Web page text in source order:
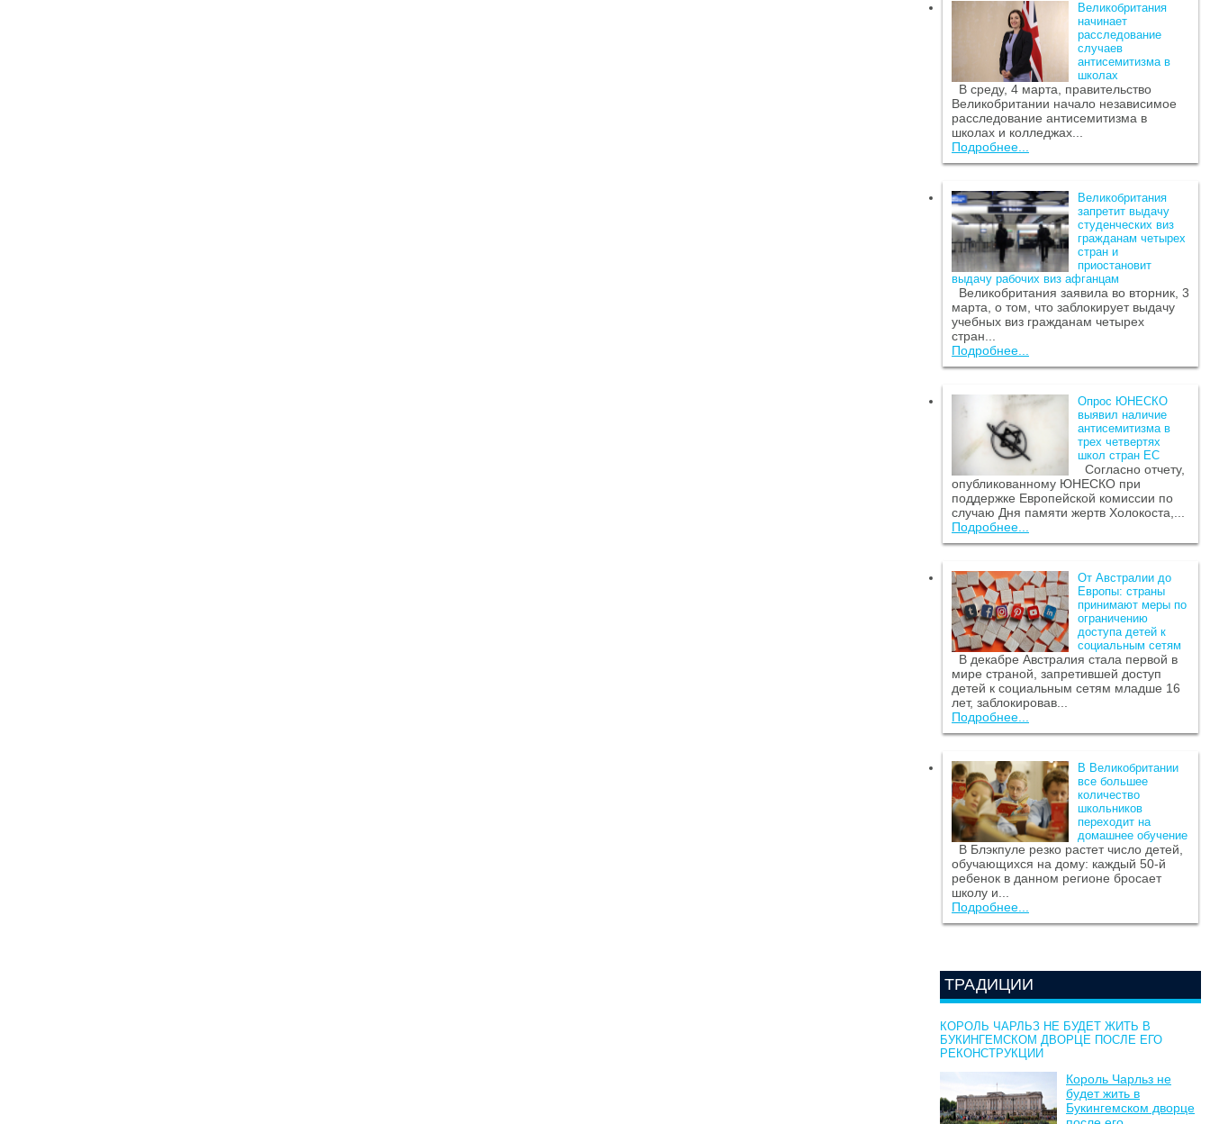
Великобритания
начинает
расследование
случаев
антисемитизма в
школах
В среду, 4 марта, правительство
Великобритании начало независимое
расследование антисемитизма в
школах и колледжах...
Подробнее...
Великобритания
запретит выдачу
студенческих виз
гражданам четырех
стран и
приостановит
выдачу рабочих виз афганцам
Великобритания заявила во вторник, 3
марта, о том, что заблокирует выдачу
учебных виз гражданам четырех
стран...
Подробнее...
Опрос ЮНЕСКО
выявил наличие
антисемитизма в
трех четвертях
школ стран ЕС
Согласно отчету,
опубликованному ЮНЕСКО при
поддержке Европейской комиссии по
случаю Дня памяти жертв Холокоста,...
Подробнее...
От Австралии до
Европы: страны
принимают меры по
ограничению
доступа детей к
социальным сетям
В декабре Австралия стала первой в
мире страной, запретившей доступ
детей к социальным сетям младше 16
лет, заблокировав...
Подробнее...
В Великобритании
все большее
количество
школьников
переходит на
домашнее обучение
В Блэкпуле резко растет число детей,
обучающихся на дому: каждый 50-й
ребенок в данном регионе бросает
школу и...
Подробнее...
ТРАДИЦИИ
КОРОЛЬ ЧАРЛЬЗ НЕ БУДЕТ ЖИТЬ В
БУКИНГЕМСКОМ ДВОРЦЕ ПОСЛЕ ЕГО
РЕКОНСТРУКЦИИ
Король Чарльз не
будет жить в
Букингемском дворце